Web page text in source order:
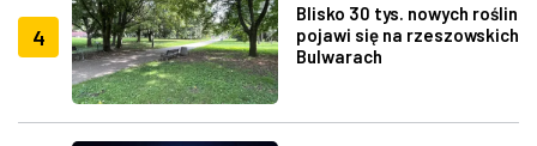
4
Blisko 30 tys. nowych roślin
pojawi się na rzeszowskich
Bulwarach